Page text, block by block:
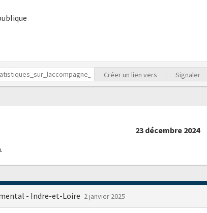
Créer un lien vers Signaler
23 décembre 2024
- Indre-et-Loire 2 janvier 2025